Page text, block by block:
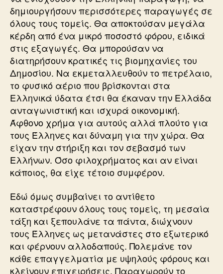
δημιουργήσουν περισσότερες παραγωγές σε
όλους τους τομείς. Θα αποκτούσαν μεγάλα
κέρδη από ένα μικρό ποσοστό φόρου, ειδικά
στις εξαγωγές. Θα μπορούσαν να
διατηρήσουν κρατικές τις βιομηχανίες του
Δημοσίου. Να εκμεταλλευθούν το πετρέλαιο,
το φυσικό αέριο που βρίσκονται στα
Ελληνικά ύδατα έτσι θα έκαναν την Ελλάδα
ανταγωνιστική και ισχυρά οικονομική.
Άφθονο χρήμα για αυτούς αλλά πλούτο για
τους Έλληνες και δύναμη για την χώρα. Θα
είχαν την στήριξη και τον σεβασμό των
Ελλήνων. Όσο φιλοχρήματος και αν είναι
κάποιος, θα είχε τέτοιο συμφέρον.
Εδώ όμως συμβαίνει το αντίθετο
καταστρέφουν όλους τους τομείς, τη μεσαία
τάξη και ξεπουλάνε τα πάντα, διώχνουν
τους Έλληνες ως μετανάστες στο εξωτερικό
και φέρνουν αλλοδαπούς. Πολεμάνε τον
κάθε επαγγελματία με υψηλούς φόρους και
κλείνουν επιχειρήσεις. Παραχωρούν το